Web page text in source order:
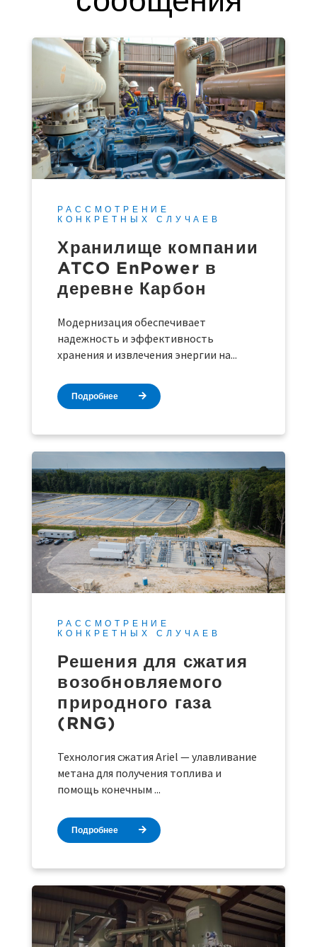
РАССМОТРЕНИЕ
КОНКРЕТНЫХ СЛУЧАЕВ
Хранилище компании
ATCO EnPower в
деревне Карбон
Модернизация обеспечивает
надежность и эффективность
хранения и извлечения энергии на...
Подробнее
РАССМОТРЕНИЕ
КОНКРЕТНЫХ СЛУЧАЕВ
Решения для сжатия
возобновляемого
природного газа
(RNG)
Технология сжатия Ariel — улавливание
метана для получения топлива и
помощь конечным ...
Подробнее